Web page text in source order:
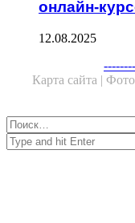
онлайн-
12.08.2025
Карта сайта |
Close
Найти:
Close